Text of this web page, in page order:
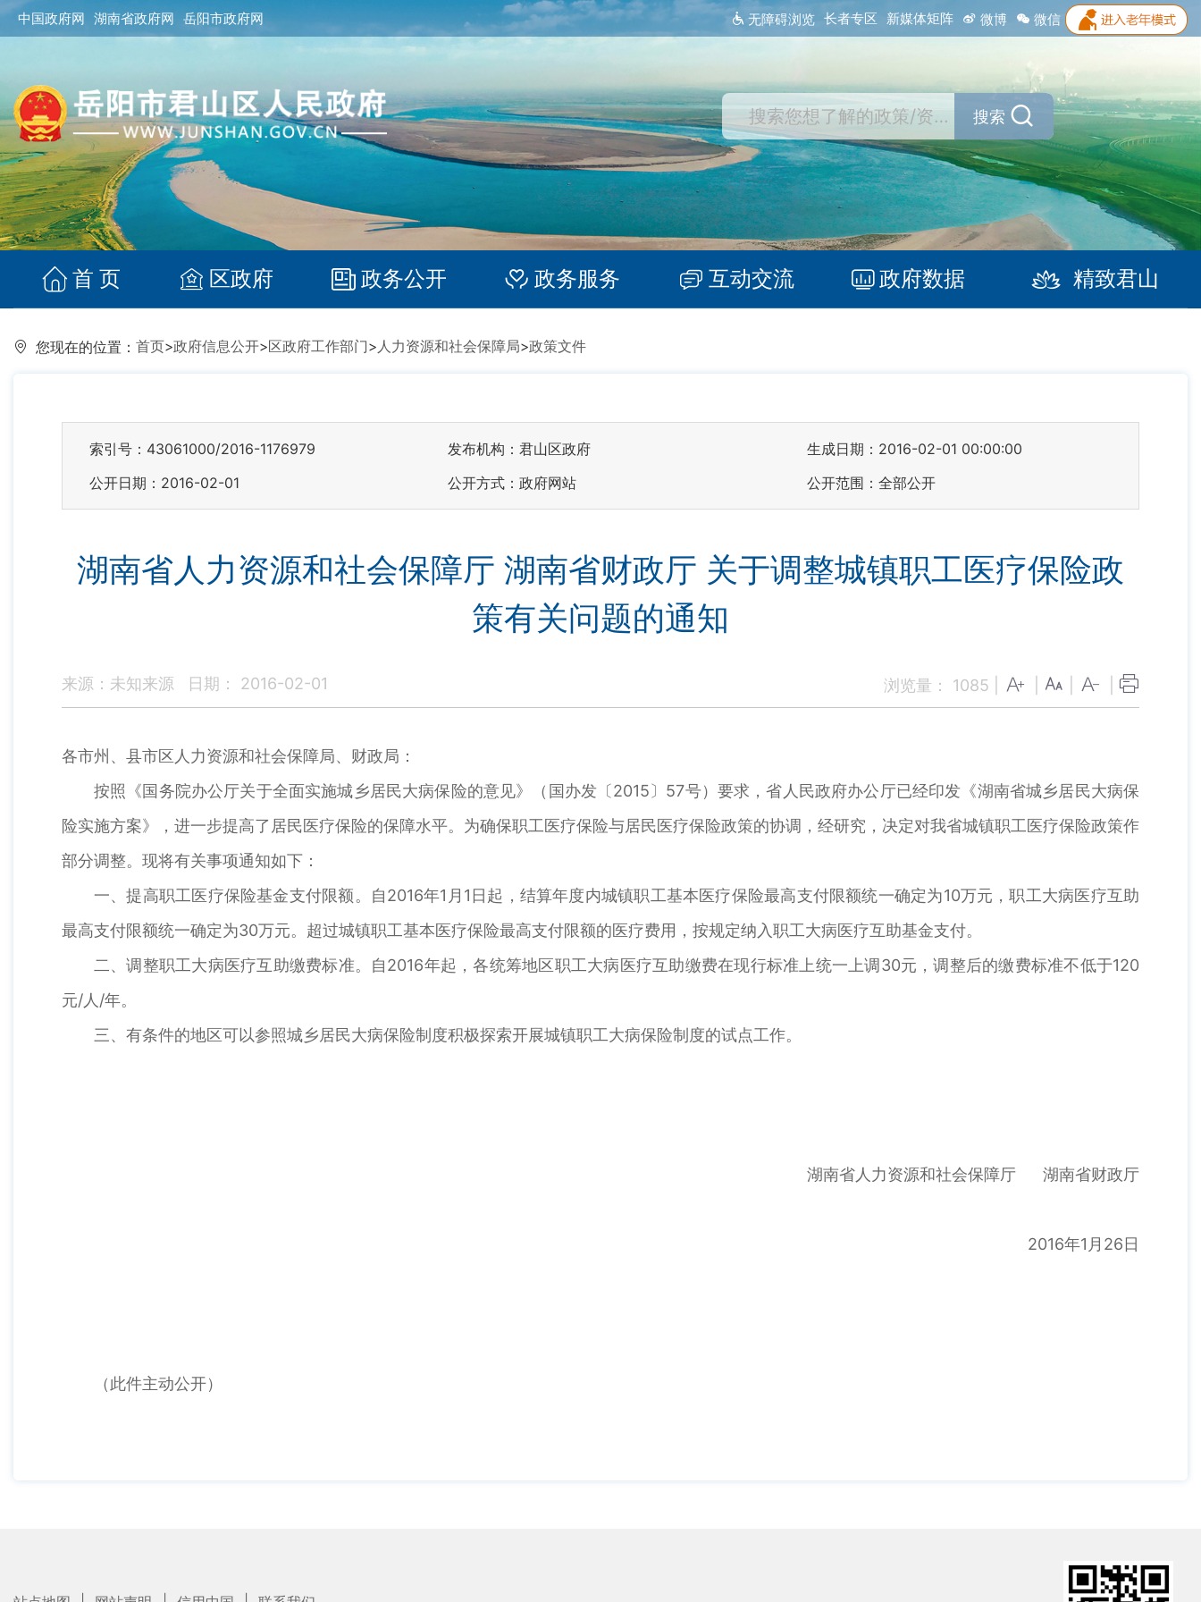
中国政府网 湖南省政府网 岳阳市政府网 无障碍浏览 长者专区 新媒体矩阵 微博 微信
搜索
首 页 区政府 政务公开 政务服务 互动交流 政府数据 精致君山
您现在的位置： 首页>政府信息公开>区政府工作部门>人力资源和社会保障局>政策文件
索引号：43061000/2016-1176979 发布机构：君山区政府
生成日期：2016-02-01 00:00:00
公开日期：2016-02-01
公开方式：政府网站 公开范围：全部公开
湖南省人力资源和社会保障厅 湖南省财政厅 关于调整城镇职工医疗保险政
策有关问题的通知
来源：未知来源 日期： 2016-02-01 浏览量： 1085
各市州、县市区人力资源和社会保障局、财政局：
按照《国务院办公厅关于全面实施城乡居民大病保险的意见》（国办发〔2015〕57号）要求，省人民政府办公厅已经印发《湖南省城乡居民大病保
险实施方案》，进一步提高了居民医疗保险的保障水平。为确保职工医疗保险与居民医疗保险政策的协调，经研究，决定对我省城镇职工医疗保险政策作
部分调整。现将有关事项通知如下：
一、提高职工医疗保险基金支付限额。自2016年1月1日起，结算年度内城镇职工基本医疗保险最高支付限额统一确定为10万元，职工大病医疗互助
最高支付限额统一确定为30万元。超过城镇职工基本医疗保险最高支付限额的医疗费用，按规定纳入职工大病医疗互助基金支付。
二、调整职工大病医疗互助缴费标准。自2016年起，各统筹地区职工大病医疗互助缴费在现行标准上统一上调30元，调整后的缴费标准不低于120
元/人/年。
三、有条件的地区可以参照城乡居民大病保险制度积极探索开展城镇职工大病保险制度的试点工作。
湖南省人力资源和社会保障厅 湖南省财政厅
2016年1月26日
（此件主动公开）